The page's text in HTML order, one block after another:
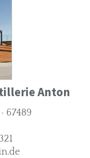
Anton
67489